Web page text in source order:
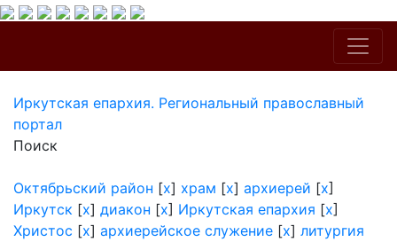
Иркутская епархия. Региональный православный
портал
Поиск
Октябрьский район [x] храм [x] архиерей [x]
Иркутск [x] диакон [x] Иркутская епархия [x]
Христос [x] архиерейское служение [x] литургия